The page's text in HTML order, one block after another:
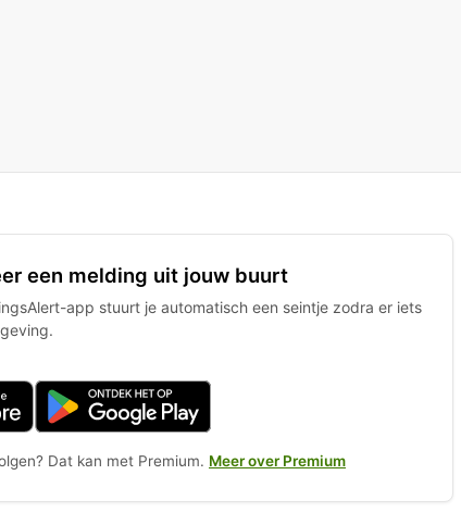
een melding uit jouw buurt
app stuurt je automatisch een seintje zodra er iets
Dat kan met Premium. Meer over Premium